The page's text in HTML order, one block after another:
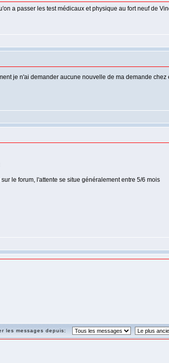
a passer les test médicaux et physique au fort neuf de
je n'ai demander aucune nouvelle de ma demande
le forum, l'attente se situe généralement entre 5/6 mois
les messages depuis: